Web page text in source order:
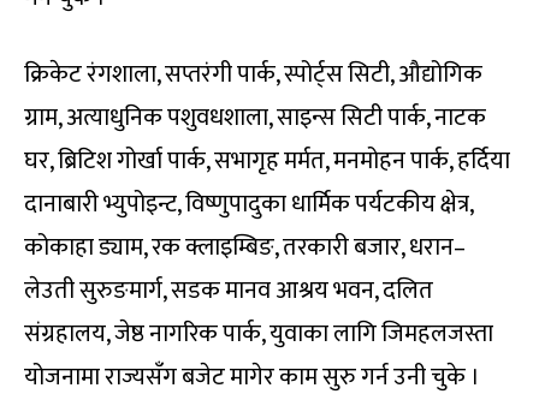
क्रिकेट रंगशाला, सप्तरंगी पार्क, स्पोर्ट्स सिटी, औद्योगिक
ग्राम, अत्याधुनिक पशुवधशाला, साइन्स सिटी पार्क, नाटक
घर, ब्रिटिश गोर्खा पार्क, सभागृह मर्मत, मनमोहन पार्क, हर्दिया
दानाबारी भ्युपोइन्ट, विष्णुपादुका धार्मिक पर्यटकीय क्षेत्र,
कोकाहा ड्याम, रक क्लाइम्बिङ, तरकारी बजार, धरान–
लेउती सुरुङमार्ग, सडक मानव आश्रय भवन, दलित
संग्रहालय, जेष्ठ नागरिक पार्क, युवाका लागि जिमहलजस्ता
योजनामा राज्यसँग बजेट मागेर काम सुरु गर्न उनी चुके ।